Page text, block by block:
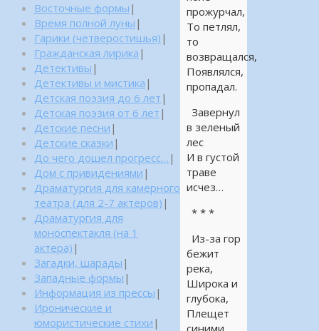
прожурчал,
То петлял,
то
возвращался,
Появлялся,
пропадал.
Завернул
в зеленый
лес
И в густой
траве
исчез…
* * *
Из-за гор
бежит
река,
Широка и
глубока,
Плещет
Восточные формы |
Время полной луны |
Гарики (четверостишья) |
Гражданская лирика |
Детективы |
Детективы и мистика |
Детская поэзия до 6 лет |
Детская поэзия от 6 лет |
Детские песни |
Детские сказки |
До чего дошел прогресс… |
Дом с привидениями |
Драматургия для камерного
театра (для 2-7 актеров) |
Драматургия для
моноспектакля (на 1
актера) |
Загадки, шарады |
Западные формы |
Информация из прессы |
Иронические и
юмористические стихи |